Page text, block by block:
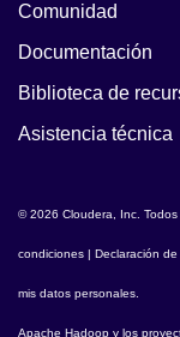
Comunidad
Documentación
Biblioteca de
Asistencia técnica
© 2026 Cloudera, Inc. Todos
condiciones | Declaración
mis datos personales
Apache Hadoop y los